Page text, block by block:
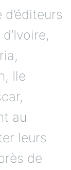
Ile
au
leurs
de